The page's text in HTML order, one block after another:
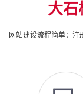
大石
网站建设流程简单：注